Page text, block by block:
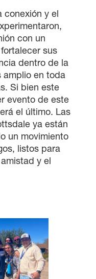
conexión y el
con un
sus
dentro de la
amplio en toda
Si bien este
evento de este
el último. Las
ya están
un movimiento
listos para
y el